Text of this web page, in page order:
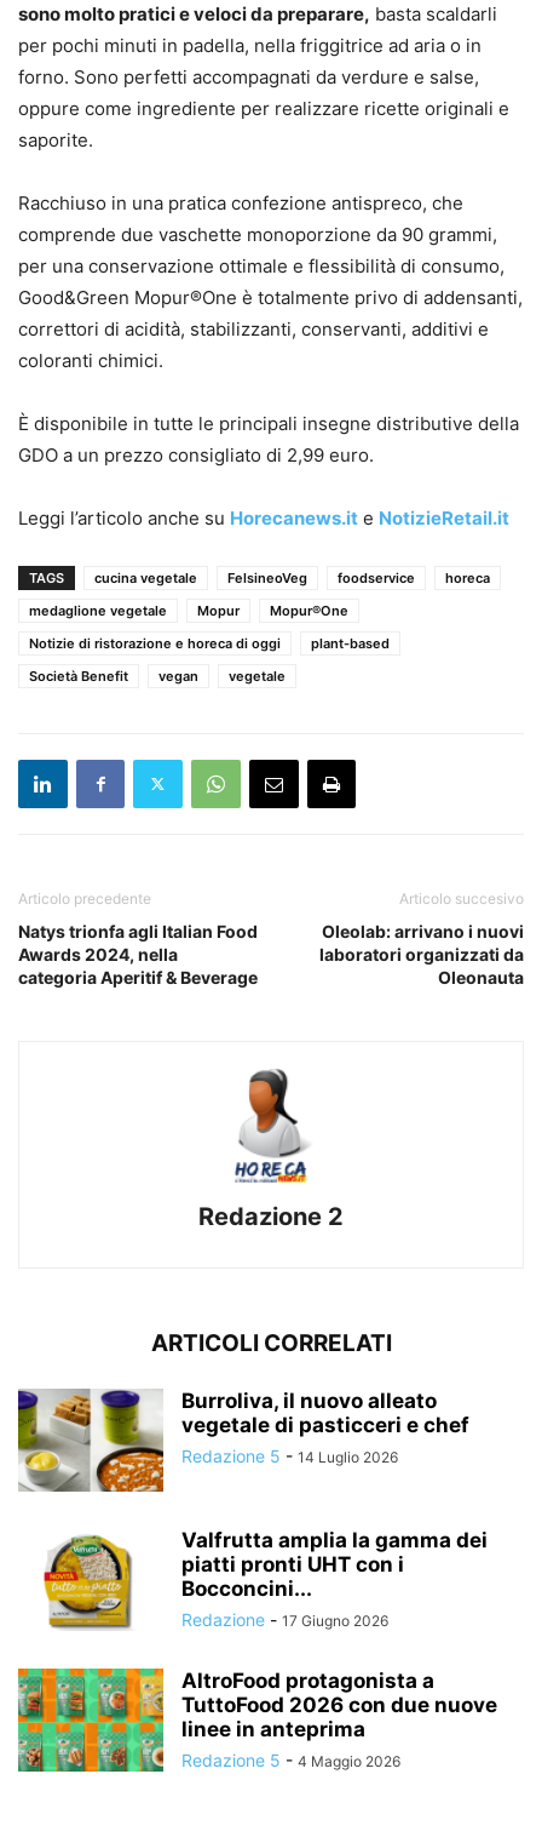
sono molto pratici e veloci da preparare, basta scaldarli
per pochi minuti in padella, nella friggitrice ad aria o in
forno. Sono perfetti accompagnati da verdure e salse,
oppure come ingrediente per realizzare ricette originali e
saporite.
Racchiuso in una pratica confezione antispreco, che
comprende due vaschette monoporzione da 90 grammi,
per una conservazione ottimale e flessibilità di consumo,
Good&Green Mopur®One è totalmente privo di addensanti,
correttori di acidità, stabilizzanti, conservanti, additivi e
coloranti chimici.
È disponibile in tutte le principali insegne distributive della
GDO a un prezzo consigliato di 2,99 euro.
Leggi l’articolo anche su Horecanews.it e NotizieRetail.it
TAGS cucina vegetale FelsineoVeg foodservice
horeca
medaglione vegetale
Mopur
Mopur®One
Notizie di ristorazione e horeca di oggi
plant-based
Società Benefit
vegan vegetale
Articolo precedente
Natys trionfa agli Italian Food
Awards 2024, nella
categoria Aperitif & Beverage
Articolo succesivo
Oleolab: arrivano i nuovi
laboratori organizzati da
Oleonauta
Redazione 2
ARTICOLI CORRELATI
Burroliva, il nuovo alleato
vegetale di pasticceri e chef
Redazione 5 - 14 Luglio 2026
Valfrutta amplia la gamma dei
piatti pronti UHT con i
Bocconcini...
Redazione - 17 Giugno 2026
AltroFood protagonista a
TuttoFood 2026 con due nuove
linee in anteprima
Redazione 5 - 4 Maggio 2026